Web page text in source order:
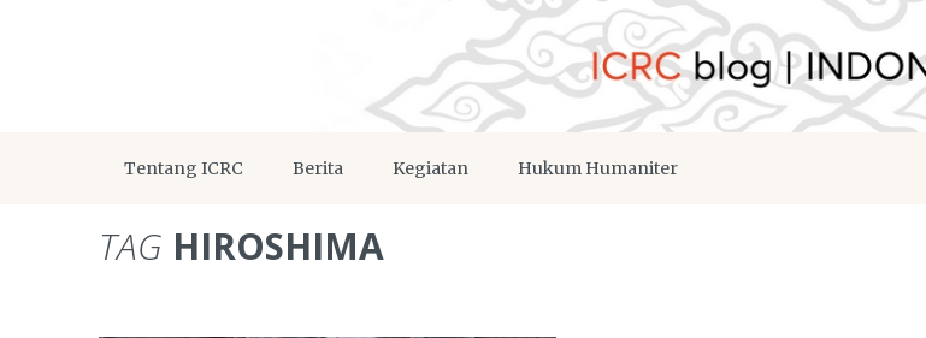
Tentang ICRC Berita Kegiatan Hukum Humaniter
TAG HIROSHIMA